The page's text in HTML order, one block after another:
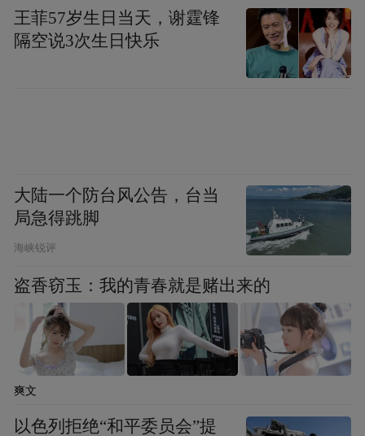
王菲57岁生日当天，谢霆锋
隔空说3次生日快乐
大陆一个防台风公告，台当
局急得跳脚
海峡锐评
盗香窃玉：我的青春就是赌出来的
爽文
以色列拒绝“和平委员会”提